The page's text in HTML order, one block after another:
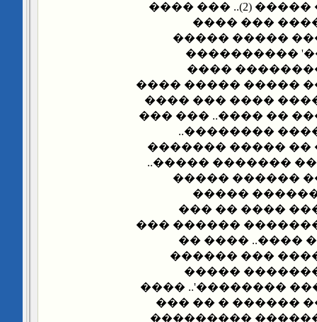
����� ����� ��� ����� (2).. ��� ����
������ ���
������ �����
'���������
���������
������ ���� ����
����� ��� ����
���� ������ �����
���� ����� ��
������ ��� ����
��������
��� ����
����
��������..
����� �� �����
�������
����� ��� ���
��� �����
������ '����
� �������
��� �� �������